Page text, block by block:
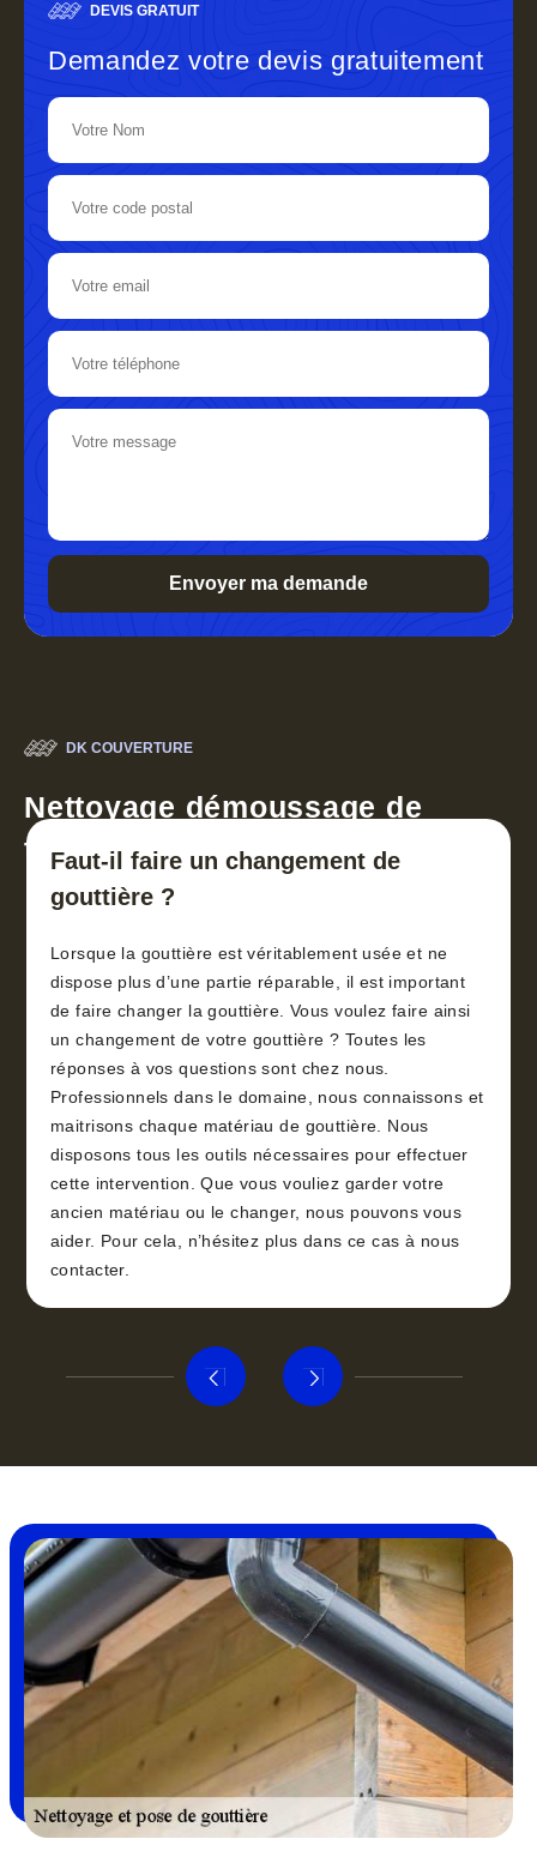
DEVIS GRATUIT
Demandez votre devis gratuitement
DK COUVERTURE
Nettoyage démoussage de
toiture 30
Faut-il faire un changement de
gouttière ?
Lorsque la gouttière est véritablement usée et ne
dispose plus d’une partie réparable, il est important
de faire changer la gouttière. Vous voulez faire ainsi
un changement de votre gouttière ? Toutes les
réponses à vos questions sont chez nous.
Professionnels dans le domaine, nous connaissons et
maitrisons chaque matériau de gouttière. Nous
disposons tous les outils nécessaires pour effectuer
cette intervention. Que vous vouliez garder votre
ancien matériau ou le changer, nous pouvons vous
aider. Pour cela, n’hésitez plus dans ce cas à nous
contacter.